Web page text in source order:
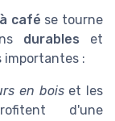
café se tourne
durables et
importantes :
en boiset les
d'une